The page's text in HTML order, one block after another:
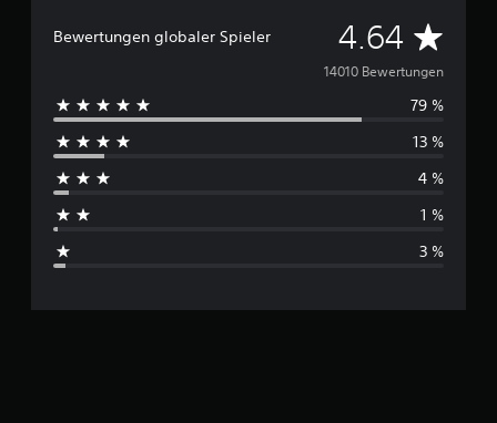
Bewertungen globaler Spieler 4.64 D
u
r
c
h
14010 Bewertungen
79 %
13 %
4 %
1 %
3 %